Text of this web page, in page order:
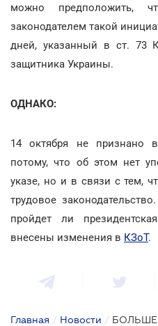
можно предположить,
законодателем такой
дней, указанный в ст. 73
защитника Украины.
ОДНАКО:
14 октября не признано
потому, что об этом нет
указе, но и в связи с тем,
трудовое
пройдет ли
внесены изменения в КЗоТ.
Главная / Новости /